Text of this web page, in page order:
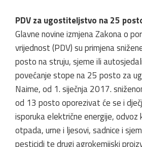
PDV za ugostiteljstvo na 25
Glavne novine izmjena Zakona o
vrijednost (PDV) su primjena
posto na struju, sjeme ili
povećanje stope na 25 posto za
Naime, od 1. siječnja 2017.
od 13 posto oporezivat će se i
isporuka električne energije, odvoz
otpada, urne i ljesovi, sadnice i
pesticidi te drugi agrokemijski